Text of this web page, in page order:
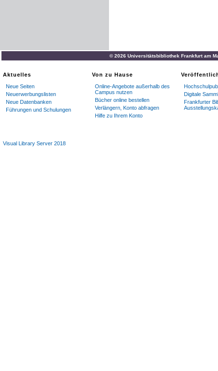
© 2026 Universitätsbibliothek Frankfurt am
Aktuelles
Neue Seiten
Neuerwerbungslisten
Neue Datenbanken
Führungen und Schulungen
Von zu Hause
Online-Angebote außerhalb des
Campus nutzen
Bücher online bestellen
Verlängern, Konto abfragen
Hilfe zu Ihrem Konto
Digitale
Frankfurter
Visual Library Server 2018